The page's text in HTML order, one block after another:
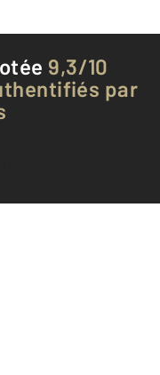
9,3/10
par